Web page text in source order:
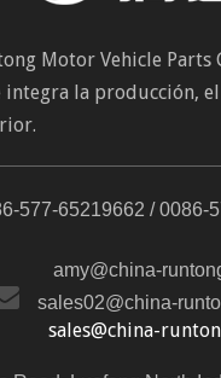
Motor Vehicle Parts
integra la producción,
577-65219662 / 0086-
amy@china-
sales02@china-
sales@china-